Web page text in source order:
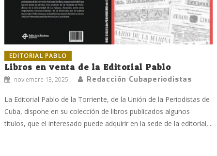
EDITORIAL PABLO
Libros en venta de la Editorial Pablo
noviembre 13, 2025 Redacción Cubaperiodistas
La Editorial Pablo de la Torriente, de la Unión de la Periodistas de
Cuba, dispone en su colección de libros publicados algunos
títulos, que el interesado puede adquirir en la sede de la editorial,...